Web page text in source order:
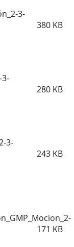
3-
380 KB
280 KB
3-
243 KB
171 KB